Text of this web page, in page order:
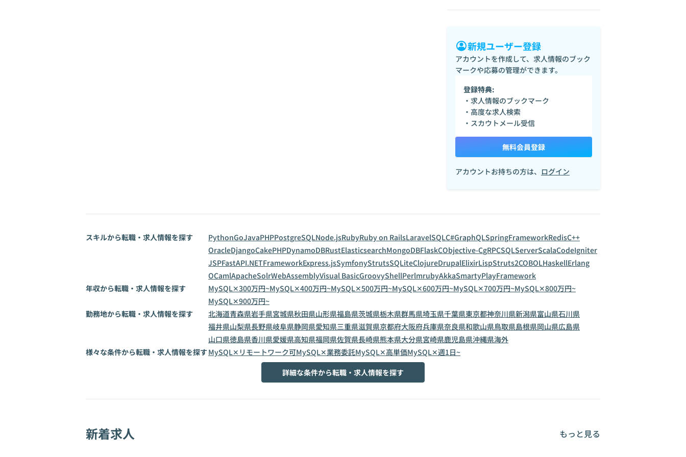
新規ユーザー登録
アカウントを作成して、求人情報のブック
マークや応募の管理ができます。
登録特典:
・求人情報のブックマーク
・高度な求人検索
・スカウトメール受信
無料会員登録
アカウントお持ちの方は、 ログイン
スキルから転職・求人情報を探す PythonGoJavaPHPPostgreSQLNode.jsRubyRuby on RailsLaravelSQLC#GraphQLSpringFrameworkRedisC++
OracleDjangoCakePHPDynamoDBRustElasticsearchMongoDBFlaskCObjective-CgRPCSQLServerScalaCodeIgniter
JSPFastAPI.NETFrameworkExpress.jsSymfonyStrutsSQLiteClojureDrupalElixirLispStruts2COBOLHaskellErlang
OCamlApacheSolrWebAssemblyVisual BasicGroovyShellPerlmrubyAkkaSmartyPlayFramework
年収から転職・求人情報を探す
MySQL✕300万円~MySQL✕400万円~MySQL✕500万円~MySQL✕600万円~MySQL✕700万円~MySQL✕800万円~
MySQL✕900万円~
勤務地から転職・求人情報を探す
北海道青森県岩手県宮城県秋田県山形県福島県茨城県栃木県群馬県埼玉県千葉県東京都神奈川県新潟県富山県石川県
福井県山梨県長野県岐阜県静岡県愛知県三重県滋賀県京都府大阪府兵庫県奈良県和歌山県鳥取県島根県岡山県広島県
山口県徳島県香川県愛媛県高知県福岡県佐賀県長崎県熊本県大分県宮崎県鹿児島県沖縄県海外
様々な条件から転職・求人情報を探す MySQL✕リモートワーク可MySQL✕業務委託MySQL✕高単価MySQL✕週1日~
詳細な条件から転職・求人情報を探す
新着求人 もっと見る